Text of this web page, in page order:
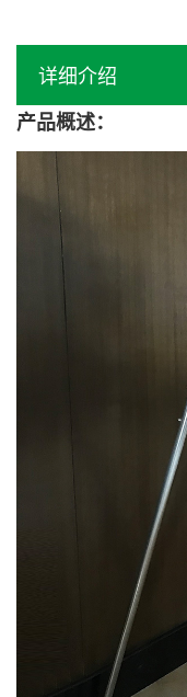
详细介绍
产品概述：